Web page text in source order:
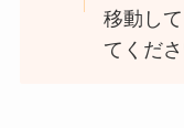
移動し
てくだ